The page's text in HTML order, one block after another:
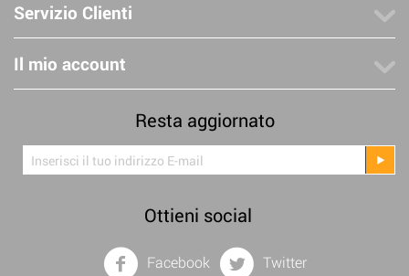
Servizio Clienti
Il mio account
Resta aggiornato
Ottieni social
Facebook Twitter